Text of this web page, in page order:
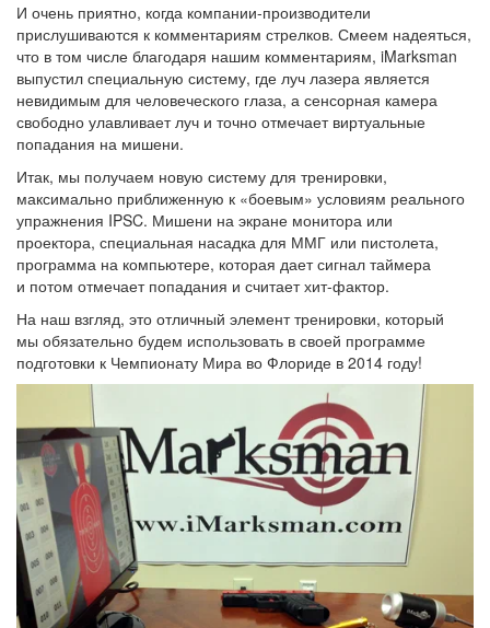
И очень приятно, когда компании-производители
прислушиваются к комментариям стрелков. Смеем надеяться,
что в том числе благодаря нашим комментариям, iMarksman
выпустил специальную систему, где луч лазера является
невидимым для человеческого глаза, а сенсорная камера
свободно улавливает луч и точно отмечает виртуальные
попадания на мишени.
Итак, мы получаем новую систему для тренировки,
максимально приближенную к «боевым» условиям реального
упражнения IPSC. Мишени на экране монитора или
проектора, специальная насадка для ММГ или пистолета,
программа на компьютере, которая дает сигнал таймера
и потом отмечает попадания и считает хит-фактор.
На наш взгляд, это отличный элемент тренировки, который
мы обязательно будем использовать в своей программе
подготовки к Чемпионату Мира во Флориде в 2014 году!